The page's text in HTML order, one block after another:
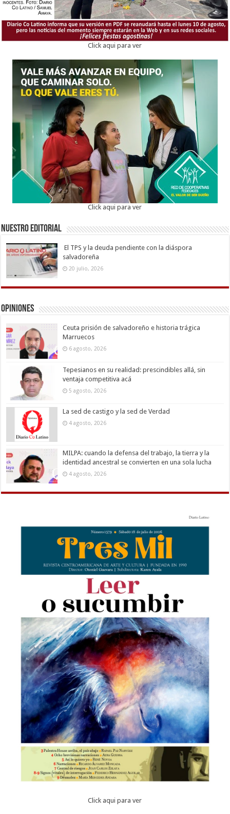
Click aqui para ver
Click aqui para ver
Nuestro Editorial
El TPS y la deuda pendiente con la diáspora
salvadoreña
20 julio, 2026
Opiniones
Ceuta prisión de salvadoreño e historia trágica
Marruecos
6 agosto, 2026
Tepesianos en su realidad: prescindibles allá, sin
ventaja competitiva acá
5 agosto, 2026
La sed de castigo y la sed de Verdad
4 agosto, 2026
MILPA: cuando la defensa del trabajo, la tierra y la
identidad ancestral se convierten en una sola lucha
4 agosto, 2026
Click aqui para ver